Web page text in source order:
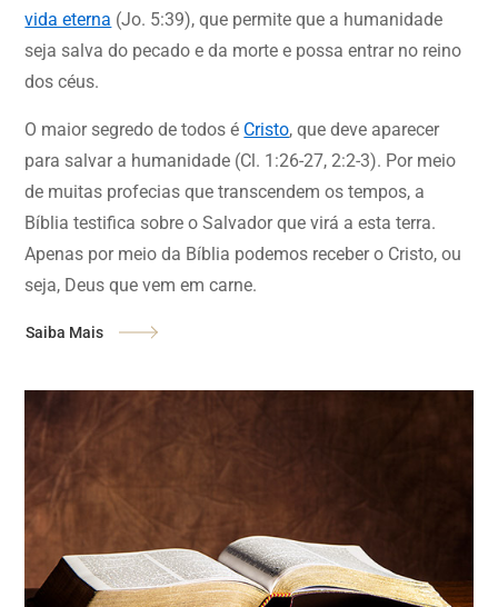
vida eterna (Jo. 5:39), que permite que a humanidade
seja salva do pecado e da morte e possa entrar no reino
dos céus.
O maior segredo de todos é Cristo, que deve aparecer
para salvar a humanidade (Cl. 1:26-27, 2:2-3). Por meio
de muitas profecias que transcendem os tempos, a
Bíblia testifica sobre o Salvador que virá a esta terra.
Apenas por meio da Bíblia podemos receber o Cristo, ou
seja, Deus que vem em carne.
Saiba Mais